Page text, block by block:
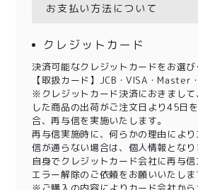
お支払い方法について
クレジットカード
決済可能なクレジットカードをお選び
【取扱カード】JCB・VISA・Master
※クレジットカード決済におきまして
した商品の出荷がご注文日より45日
合、再与信を実施いたします。
再与信実施時に、何らかの理由によ
信が通らない場合は、個人情報とな
自身でクレジットカード会社に再与
エラー解除のご依頼をお願いいたしま